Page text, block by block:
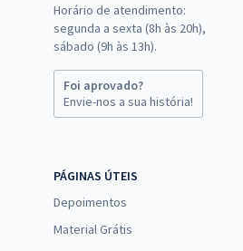
Horário de atendimento:
segunda a sexta (8h às 20h),
sábado (9h às 13h).
Foi aprovado?
Envie-nos a sua história!
PÁGINAS ÚTEIS
Depoimentos
Material Grátis